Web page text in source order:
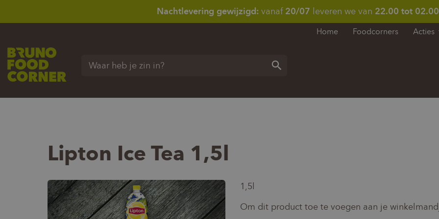
Nachtlevering gewijzigd: vanaf 20/07 leveren we van 22.00 tot
Home Foodcorners Acties
Waar heb je zin in?
Lipton Ice Tea 1,5l
1,5l
Om dit product toe te voegen aan je